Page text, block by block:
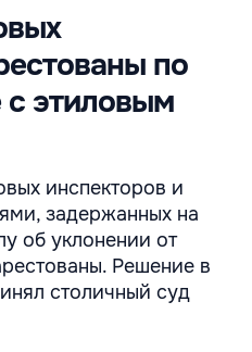
по
с этиловым
инспекторов и
задержанных на
об уклонении от
Решение в
столичный суд